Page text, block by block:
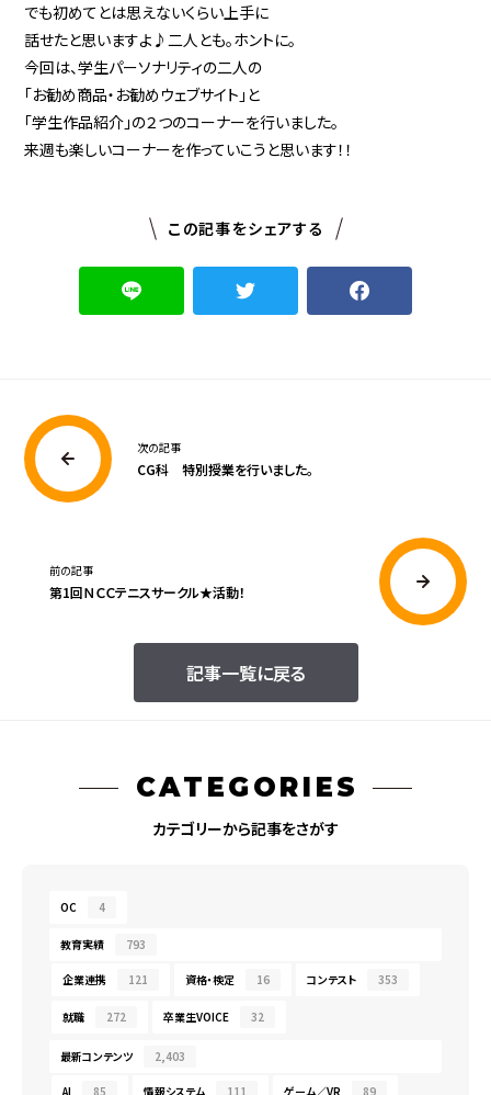
でも初めてとは思えないくらい上手に
話せたと思いますよ♪二人とも。ホントに。
今回は、学生パーソナリティの二人の
「お勧め商品・お勧めウェブサイト」と
「学生作品紹介」の２つのコーナーを行いました。
来週も楽しいコーナーを作っていこうと思います！！
この記事をシェアする
次の記事
CG科 特別授業を行いました。
記事一覧に戻る
前の記事
第1回ＮＣＣテニスサークル★活動！
CATEGORIES
カテゴリーから記事をさがす
OC 4
教育実績 793
企業連携 121 資格・検定 16 コンテスト 353
就職 272 卒業生VOICE 32
最新コンテンツ 2,403
AI 85 情報システム 111 ゲーム／VR 89